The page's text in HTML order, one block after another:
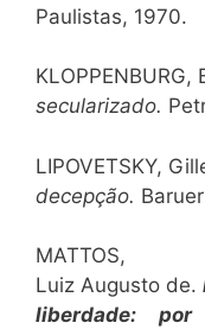
Paulistas, 1970.
KLOPPENBURG,
secularizado.
LIPOVETSKY,
decepção.
MATTOS,
Luiz Augusto de.
liberdade: